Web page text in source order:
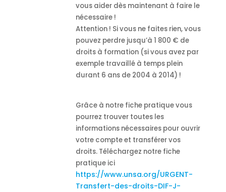
vous aider dès maintenant à faire le
nécessaire !
Attention ! Si vous ne faites rien, vous
pouvez perdre jusqu’à 1 800 € de
droits à formation (si vous avez par
exemple travaillé à temps plein
durant 6 ans de 2004 à 2014) !
Grâce à notre fiche pratique vous
pourrez trouver toutes les
informations nécessaires pour ouvrir
votre compte et transférer vos
droits. Téléchargez notre fiche
pratique ici
https://www.unsa.org/URGENT-
Transfert-des-droits-DIF-J-